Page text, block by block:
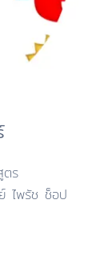
ตร
ไพรัช ช็อป